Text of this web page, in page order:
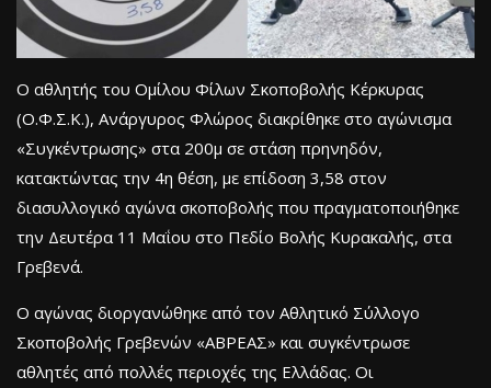
Ο αθλητής του Ομίλου Φίλων Σκοποβολής Κέρκυρας
(Ο.Φ.Σ.Κ.), Ανάργυρος Φλώρος διακρίθηκε στο αγώνισμα
«Συγκέντρωσης» στα 200μ σε στάση πρηνηδόν,
κατακτώντας την 4η θέση, με επίδοση 3,58 στον
διασυλλογικό αγώνα σκοποβολής που πραγματοποιήθηκε
την Δευτέρα 11 Μαΐου στο Πεδίο Βολής Κυρακαλής, στα
Γρεβενά.
Ο αγώνας διοργανώθηκε από τον Αθλητικό Σύλλογο
Σκοποβολής Γρεβενών «ΑΒΡΕΑΣ» και συγκέντρωσε
αθλητές από πολλές περιοχές της Ελλάδας. Οι